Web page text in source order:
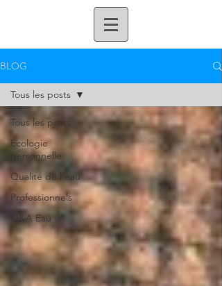
BLOG
Tous les posts
Ecologie
personnelle
Qualité de l'eau
Professionnels
Q&A Eau
Tous les posts